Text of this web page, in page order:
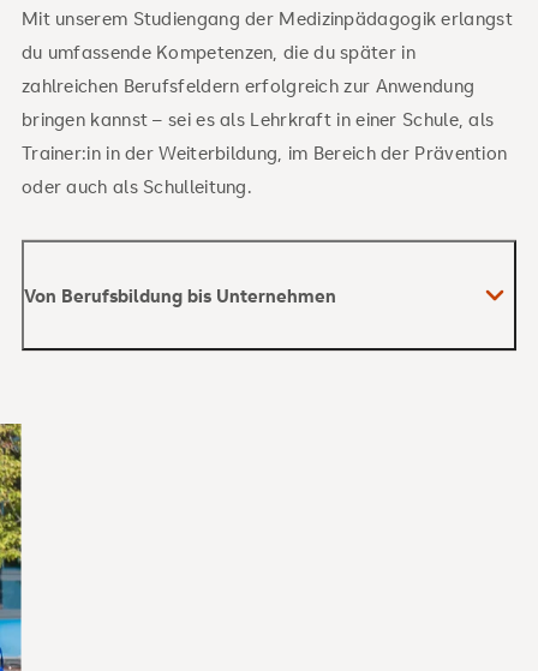
Mit unserem Studiengang der Medizinpädagogik erlangst
du umfassende Kompetenzen, die du später in
zahlreichen Berufsfeldern erfolgreich zur Anwendung
bringen kannst – sei es als Lehrkraft in einer Schule, als
Trainer:in in der Weiterbildung, im Bereich der Prävention
oder auch als Schulleitung.
Von Berufsbildung bis Unternehmen